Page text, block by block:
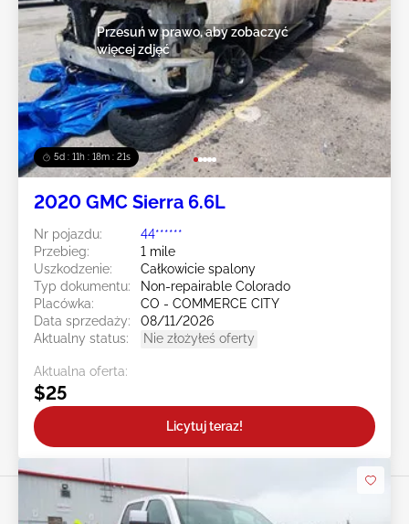
5d : 11h : 18m : 18s
Przesuń w prawo, aby zobaczyć
więcej zdjęć
2020 GMC Sierra 6.6L
Nr pojazdu:
44******
Przebieg:
1 mile
Uszkodzenie:
Całkowicie spalony
Typ dokumentu:
Non-repairable Colorado
Placówka:
CO - COMMERCE CITY
Data sprzedaży:
08/11/2026
Aktualny status:
Nie złożyłeś oferty
Aktualna oferta:
$25
Licytuj teraz!